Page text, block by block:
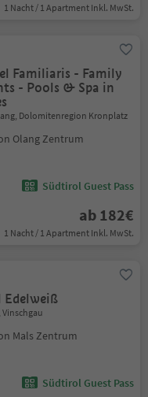
1 Nacht / 1 Apartment Inkl. MwSt.
Familiaris - Family
- Pools & Spa in
Dolomitenregion Kronplatz
Olang Zentrum
Südtirol Guest Pass
ab 182€
1 Nacht / 1 Apartment Inkl. MwSt.
Vinschgau
Mals Zentrum
Südtirol Guest Pass